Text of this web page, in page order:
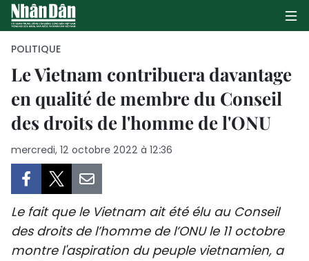
PAGE D'ACCUEIL
POLITIQUE
CULTURE
POLITIQUE
Le Vietnam contribuera davantage
en qualité de membre du Conseil
des droits de l'homme de l'ONU
mercredi, 12 octobre 2022 à 12:36
Le fait que le Vietnam ait été élu au Conseil
des droits de l’homme de l’ONU le 11 octobre
montre l'aspiration du peuple vietnamien, a